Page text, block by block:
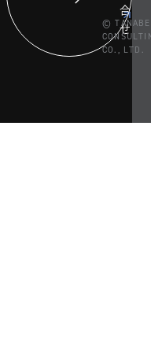
合
せ
© TANABE
CO., LTD.